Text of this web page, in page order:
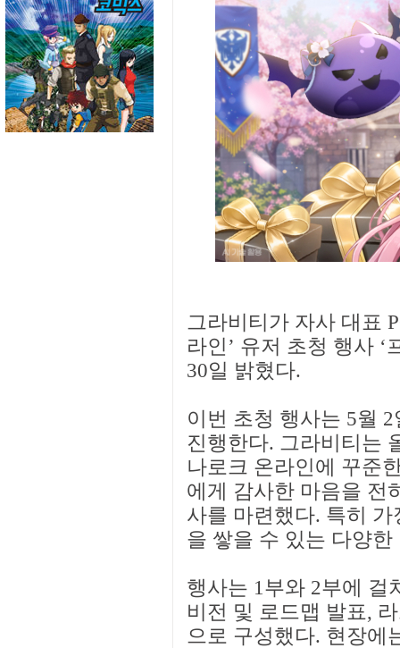
그라비티가 자사 대표
라인’ 유저 초청 행사
30일 밝혔다.
이번 초청 행사는 5월
진행한다. 그라비티는
나로크 온라인에 꾸준
에게 감사한 마음을 전
사를 마련했다. 특히
을 쌓을 수 있는 다양
행사는 1부와 2부에 걸
비전 및 로드맵 발표,
으로 구성했다. 현장에